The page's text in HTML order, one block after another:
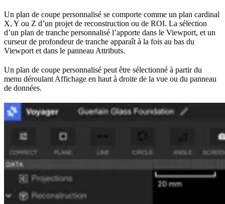
Un plan de coupe personnalisé se comporte comme un plan cardinal
X, Y ou Z d’un projet de reconstruction ou de ROI. La sélection
d’un plan de tranche personnalisé l’apporte dans le Viewport, et un
curseur de profondeur de tranche apparaît à la fois au bas du
Viewport et dans le panneau Attributs.
Un plan de coupe personnalisé peut être sélectionné à partir du
menu déroulant Affichage en haut à droite de la vue ou du panneau
de données.